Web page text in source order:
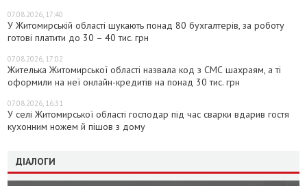
07.08.2026, 17:40
У Житомирській області шукають понад 80 бухгалтерів, за роботу
готові платити до 30 – 40 тис. грн
07.08.2026, 17:02
Жителька Житомирської області назвала код з СМС шахраям, а ті
оформили на неї онлайн-кредитів на понад 30 тис. грн
07.08.2026, 16:31
У селі Житомирської області господар під час сварки вдарив гостя
кухонним ножем й пішов з дому
ДІАЛОГИ